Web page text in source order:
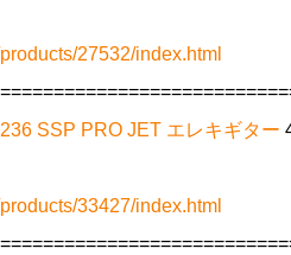
27532/index.html
SSP PRO JET エレキギター
33427/index.html